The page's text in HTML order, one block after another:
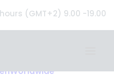
(GMT+2) 9.00 -19.00
Hacemos?)